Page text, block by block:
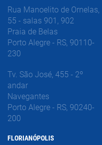
Rua Manoelito de Ornelas,
55 - salas 901, 902
Praia de Belas
Porto Alegre - RS, 90110-
230
Tv. São José, 455 - 2º
andar
Navegantes
Porto Alegre - RS, 90240-
200
FLORIANÓPOLIS